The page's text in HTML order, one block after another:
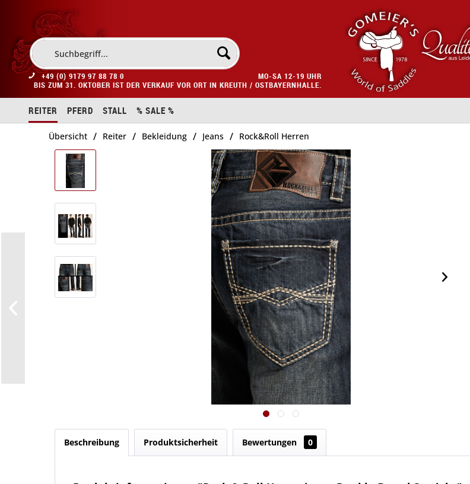
+49 (0) 9179 97 88 78 0
MO-SA 12-19 UHR
BIS ZUM 31. OKTOBER IST DER VERKAUF VOR ORT IN KREUTH / OSTBAYERNHALLE.
REITER PFERD STALL % SALE %
Übersicht / Reiter / Bekleidung / Jeans / Rock&Roll Herren
Beschreibung Produktsicherheit Bewertungen 0